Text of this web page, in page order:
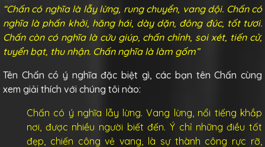
“Chấn có nghĩa là lẫy lừng, rung chuyển, vang dội. Chấn có
nghĩa là phấn khởi, hăng hái, dày dặn, đông đúc, tốt tươi.
Chấn còn có nghĩa là cứu giúp, chấn chỉnh, soi xét, tiến cử,
tuyển bạt, thu nhận. Chấn nghĩa là làm gốm”
Tên Chấn có ý nghĩa đặc biệt gì, các bạn tên Chấn cùng
xem giải thích với chúng tôi nào:
Chấn có ý nghĩa lẫy lừng. Vang lừng, nổi tiếng khắp
nơi, được nhiều người biết đến. Ý chỉ những điều tốt
đẹp, chiến công vẻ vang, là sự thành công rực rỡ,